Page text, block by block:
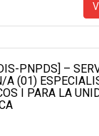
PNPDS] –
A (01)
I PARA LA